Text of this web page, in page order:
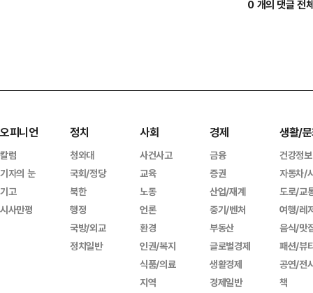
0 개의 댓글 전
오피니언
칼럼
기자의 눈
기고
시사만평
정치
청와대
국회/정당
북한
행정
국방/외교
정치일반
사회
사건사고
교육
노동
언론
환경
인권/복지
식품/의료
지역
경제
금융
증권
산업/재계
중기/벤처
부동산
글로벌경제
생활경제
경제일반
생활/
건강정보
자동차/
도로/교
여행/레
음식/맛
패션/뷰
공연/전
책